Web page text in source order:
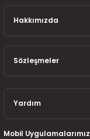
Hakkımızda
Sözleşmeler
Yardım
Mobil Uygulamalarımız